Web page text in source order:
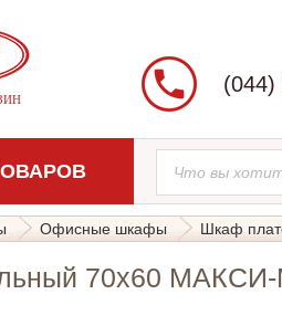
(044)
Офисные шкафы Шкаф
70х60